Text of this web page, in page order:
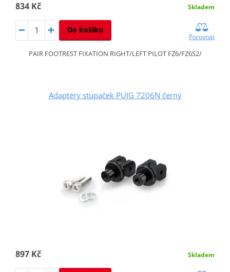
834 Kč Skladem
Do košíku
Porovnat
PAIR FOOTREST FIXATION RIGHT/LEFT PILOT FZ6/FZ6S2/
Adaptéry stupaček PUIG 7206N černý
897 Kč Skladem